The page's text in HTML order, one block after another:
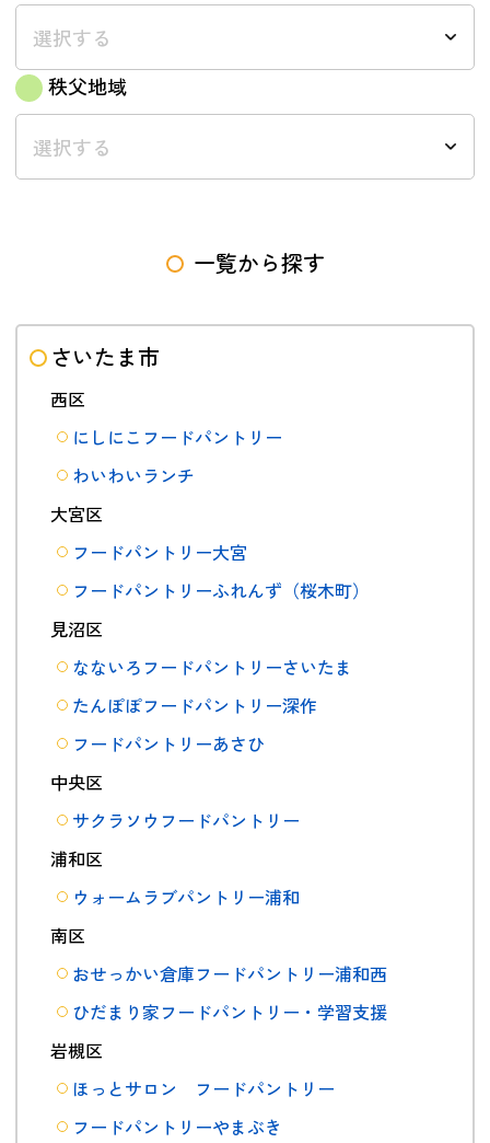
選択する
秩父地域
選択する
一覧から探す
さいたま市
西区
にしにこフードパントリー
わいわいランチ
大宮区
フードパントリー大宮
フードパントリーふれんず（桜木町）
見沼区
なないろフードパントリーさいたま
たんぽぽフードパントリー深作
フードパントリーあさひ
中央区
サクラソウフードパントリー
浦和区
ウォームラブパントリー浦和
南区
おせっかい倉庫フードパントリー浦和西
ひだまり家フードパントリー・学習支援
岩槻区
ほっとサロン フードパントリー
フードパントリーやまぶき